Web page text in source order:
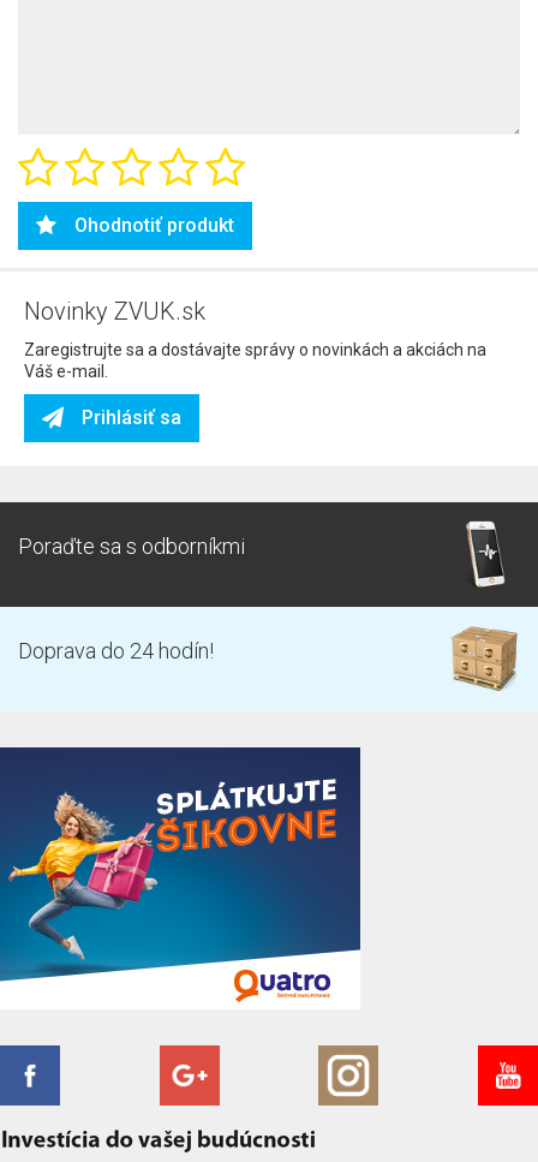
Ohodnotiť produkt
Novinky ZVUK.sk
Zaregistrujte sa a dostávajte správy o novinkách a akciách na
Váš e-mail.
Prihlásiť sa
Poraďte sa s odborníkmi
Doprava do 24 hodín!